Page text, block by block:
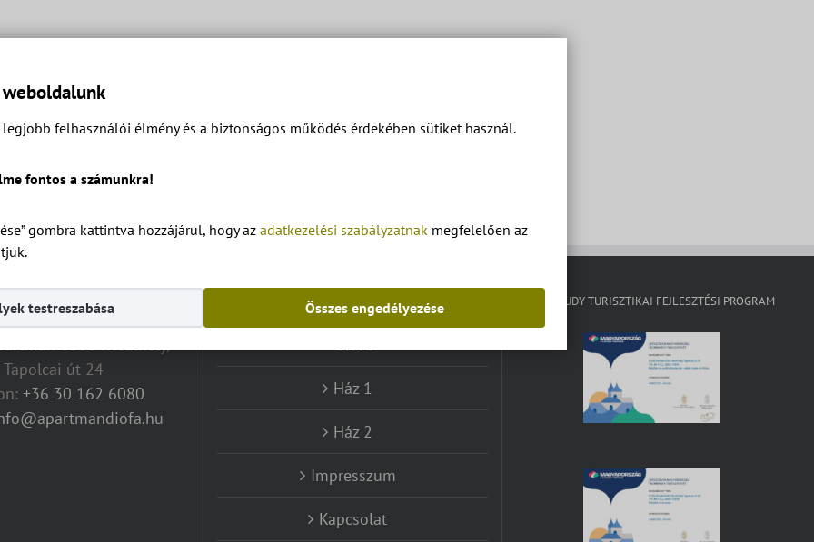
felhasználói élmény és a biztonságos működés érdekében sütiket használ.
fontos a számunkra!
gombra kattintva hozzájárul, hogy az adatkezelési szabályzatnak megfelelően az
Összes engedélyezése
testreszabása
ELÉRHETŐSÉG
8360 Keszthely,
Tapolcai út 24
+36 30 162 6080
Diófa
Ház 1
Ház 2
Impresszum
Kapcsolat
KISFALUDY TURISZTIKAI FEJLESZTÉSI PROGRAM